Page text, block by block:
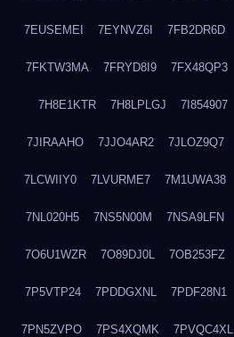
7EUSEMEI 7EYNVZ6I 7FB2DR6D
7FKTW3MA 7FRYD8I9 7FX48QP3
7H8E1KTR 7H8LPLGJ 7I854907
7JIRAAHO 7JJO4AR2 7JLOZ9Q7
7LCWIIY0 7LVURME7 7M1UWA38
7NL020H5 7NS5N00M 7NSA9LFN
7O6U1WZR 7O89DJ0L 7OB253FZ
7P5VTP24 7PDDGXNL 7PDF28N1
7PN5ZVPO 7PS4XQMK 7PVQC4XL